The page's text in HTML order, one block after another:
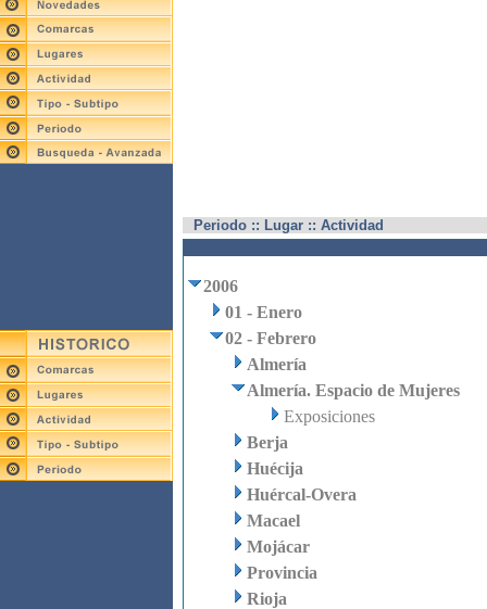
Periodo :: Lugar :: Actividad
2006
01 - Enero
02 - Febrero
Almería
Almería. Espacio de Mujeres
Exposiciones
Berja
Huécija
Huércal-Overa
Macael
Mojácar
Provincia
Rioja